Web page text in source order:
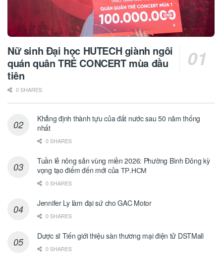
Nữ sinh Đại học HUTECH giành ngôi
quán quân TRẺ CONCERT mùa đầu
tiên
0 SHARES
Khẳng định thành tựu của đất nước sau 50 năm thống
nhất
0 SHARES
Tuần lễ nông sản vùng miền 2026: Phường Bình Đông kỳ
vọng tạo điểm đến mới của ТР.НСМ
0 SHARES
Jennifer Ly làm đại sứ cho GAC Motor
0 SHARES
Dược sĩ Tiến giới thiệu sàn thương mại điện tử DSTMall
0 SHARES